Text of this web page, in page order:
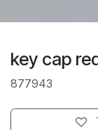
key cap
877943